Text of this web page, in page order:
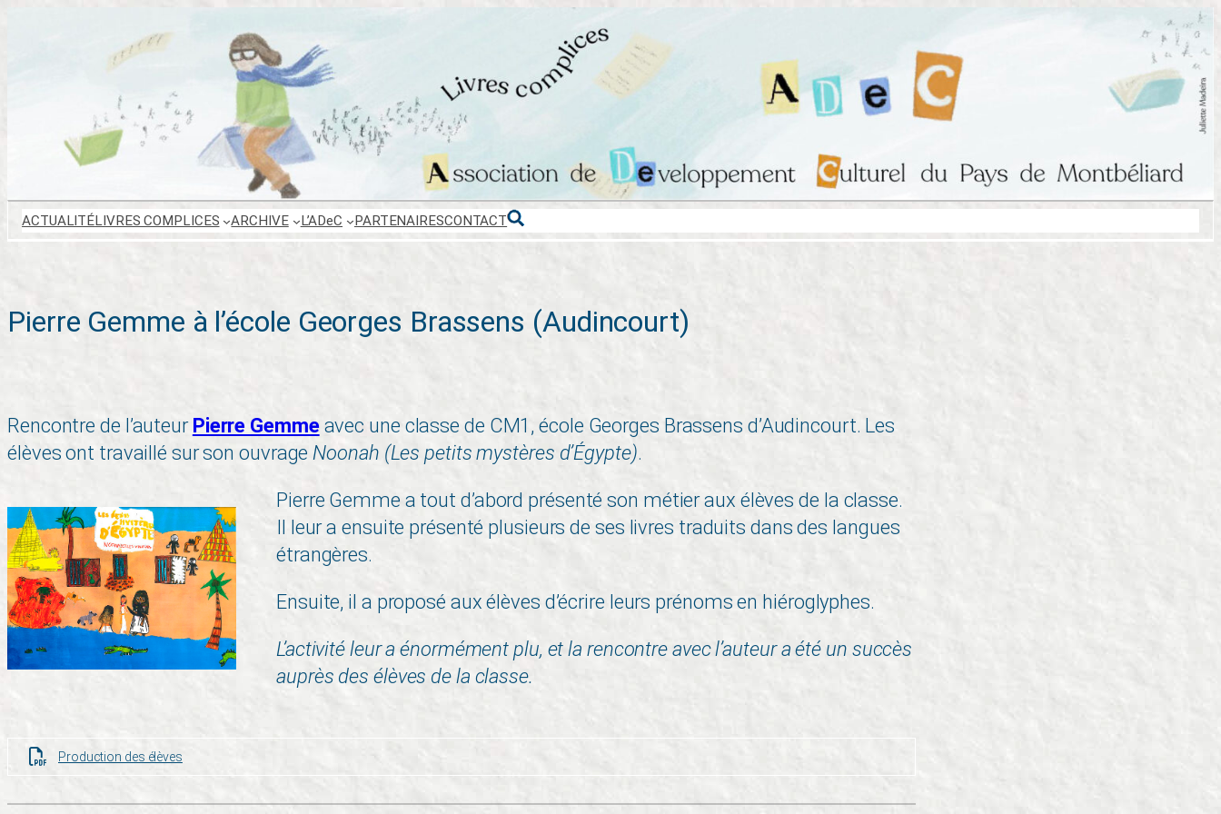
ACTUALITÉLIVRES COMPLICES ARCHIVE L’ADeC PARTENAIRESCONTACT
Pierre Gemme à l’école Georges Brassens (Audincourt)
Rencontre de l’auteur Pierre Gemmeavec une classe de CM1, école Georges Brassens d’Audincourt. Les
élèves ont travaillé sur son ouvrageNoonah (Les petits mystères d’Égypte).
Pierre Gemme a tout d’abord présenté son métier aux élèves de la classe.
Il leur a ensuite présenté plusieurs de ses livres traduits dans des langues
étrangères.
Ensuite, il a proposé aux élèves d’écrire leurs prénoms en hiéroglyphes.
L’activité leur a énormément plu, et la rencontre avec l’auteur a été un succès
auprès des élèves de la classe.
Production des élèves